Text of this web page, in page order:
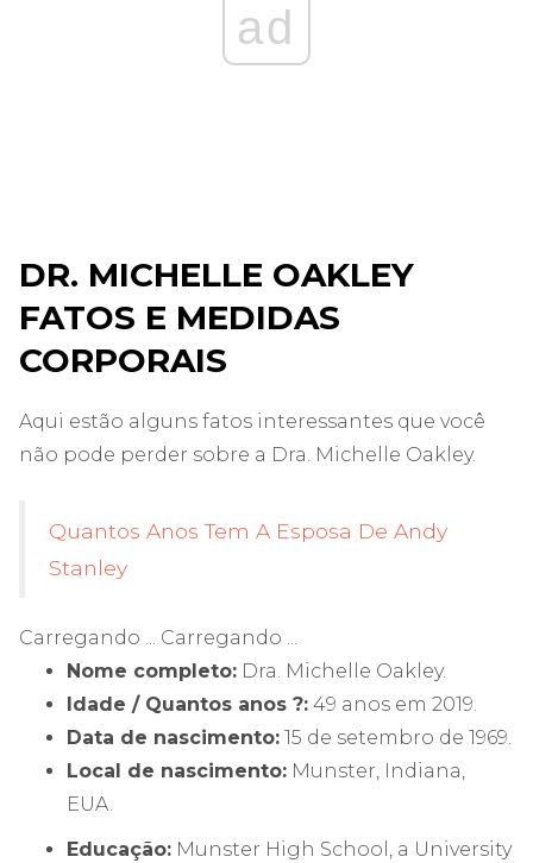
ad
DR. MICHELLE OAKLEY
FATOS E MEDIDAS
CORPORAIS
Aqui estão alguns fatos interessantes que você
não pode perder sobre a Dra. Michelle Oakley.
Quantos Anos Tem A Esposa De Andy
Stanley
Carregando ... Carregando ...
Nome completo: Dra. Michelle Oakley.
Idade / Quantos anos ?: 49 anos em 2019.
Data de nascimento: 15 de setembro de 1969.
Local de nascimento: Munster, Indiana,
EUA.
Educação: Munster High School, a University